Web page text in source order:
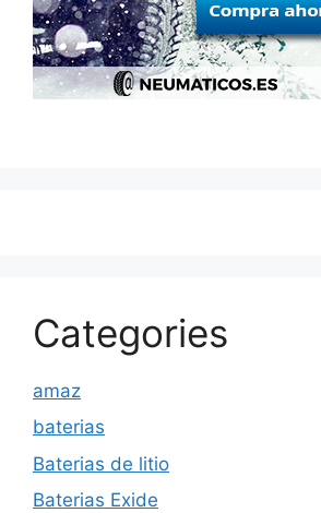
Categories
amaz
baterias
Baterias de litio
Baterias Exide